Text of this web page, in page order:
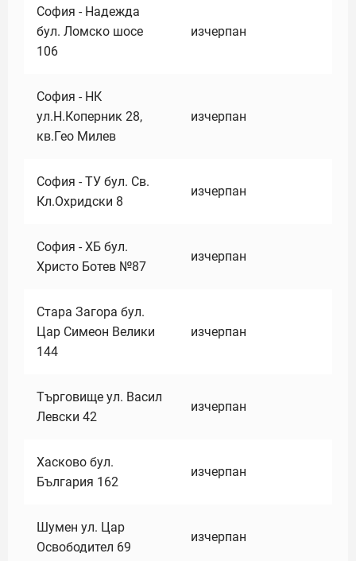
София - Надежда
бул. Ломско шосе
106
изчерпан
София - НК
ул.Н.Коперник 28,
кв.Гео Милев
изчерпан
София - ТУ бул. Св.
Кл.Охридски 8
изчерпан
София - ХБ бул.
Христо Ботев №87
изчерпан
Стара Загора бул.
Цар Симеон Велики
144
изчерпан
Търговище ул. Васил
Левски 42
изчерпан
Хасково бул.
България 162
изчерпан
Шумен ул. Цар
Освободител 69
изчерпан